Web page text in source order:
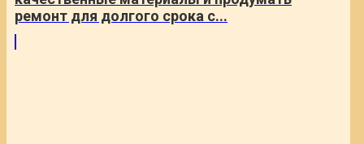
ремонт для долгого срока с...